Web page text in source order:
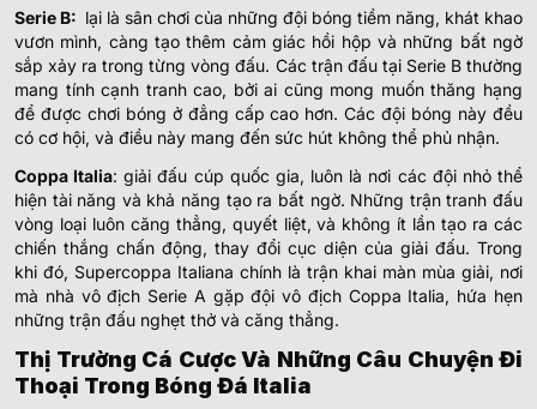
Serie B: lại là sân chơi của những đội bóng tiềm năng, khát khao
vươn mình, càng tạo thêm cảm giác hồi hộp và những bất ngờ
sắp xảy ra trong từng vòng đấu. Các trận đấu tại Serie B thường
mang tính cạnh tranh cao, bởi ai cũng mong muốn thăng hạng
để được chơi bóng ở đẳng cấp cao hơn. Các đội bóng này đều
có cơ hội, và điều này mang đến sức hút không thể phủ nhận.
Coppa Italia: giải đấu cúp quốc gia, luôn là nơi các đội nhỏ thể
hiện tài năng và khả năng tạo ra bất ngờ. Những trận tranh đấu
vòng loại luôn căng thẳng, quyết liệt, và không ít lần tạo ra các
chiến thắng chấn động, thay đổi cục diện của giải đấu. Trong
khi đó, Supercoppa Italiana chính là trận khai màn mùa giải, nơi
mà nhà vô địch Serie A gặp đội vô địch Coppa Italia, hứa hẹn
những trận đấu nghẹt thở và căng thẳng.
Thị Trường Cá Cược Và Những Câu Chuyện Đi
Thoại Trong Bóng Đá Italia